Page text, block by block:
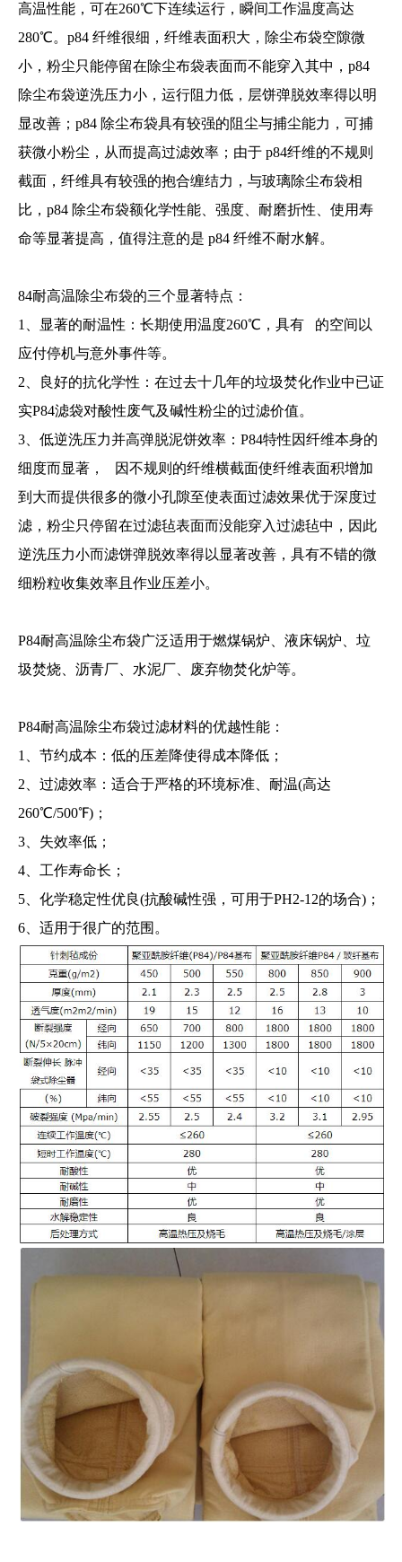
高温性能，可在260℃下连续运行，瞬间工作温度高达
280℃。p84 纤维很细，纤维表面积大，除尘布袋空隙微
小，粉尘只能停留在除尘布袋表面而不能穿入其中，p84
除尘布袋逆洗压力小，运行阻力低，层饼弹脱效率得以明
显改善；p84 除尘布袋具有较强的阻尘与捕尘能力，可捕
获微小粉尘，从而提高过滤效率；由于 p84纤维的不规则
截面，纤维具有较强的抱合缠结力，与玻璃除尘布袋相
比，p84 除尘布袋额化学性能、强度、耐磨折性、使用寿
命等显著提高，值得注意的是 p84 纤维不耐水解。
84耐高温除尘布袋的三个显著特点：
1、显著的耐温性：长期使用温度260℃，具有 的空间以
应付停机与意外事件等。
2、良好的抗化学性：在过去十几年的垃圾焚化作业中已证
实P84滤袋对酸性废气及碱性粉尘的过滤价值。
3、低逆洗压力并高弹脱泥饼效率：P84特性因纤维本身的
细度而显著， 因不规则的纤维横截面使纤维表面积增加
到大而提供很多的微小孔隙至使表面过滤效果优于深度过
滤，粉尘只停留在过滤毡表面而没能穿入过滤毡中，因此
逆洗压力小而滤饼弹脱效率得以显著改善，具有不错的微
细粉粒收集效率且作业压差小。
P84耐高温除尘布袋广泛适用于燃煤锅炉、液床锅炉、垃
圾焚烧、沥青厂、水泥厂、废弃物焚化炉等。
P84耐高温除尘布袋过滤材料的优越性能：
1、节约成本：低的压差降使得成本降低；
2、过滤效率：适合于严格的环境标准、耐温(高达
260℃/500℉)；
3、失效率低；
4、工作寿命长；
5、化学稳定性优良(抗酸碱性强，可用于PH2-12的场合)；
6、适用于很广的范围。